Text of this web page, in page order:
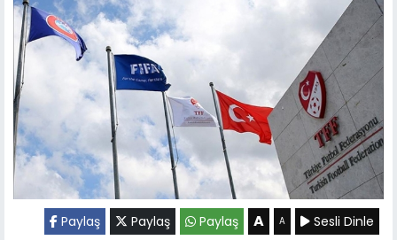
Paylaş Paylaş Paylaş A A Sesli Dinle